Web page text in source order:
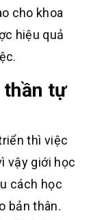
cho khoa
hiệu quả
thần tự
thì việc
vậy giới học
cách học
bản thân.